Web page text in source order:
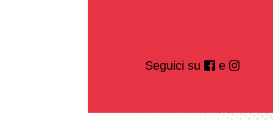
Seguici su e